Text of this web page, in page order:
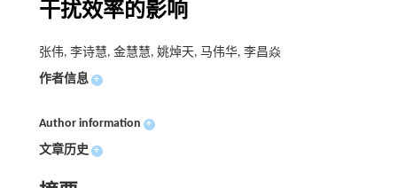
干扰效率的影响
张伟, 李诗慧, 金慧慧, 姚焯天, 马伟华, 李昌焱
作者信息 +
Author information +
文章历史 +